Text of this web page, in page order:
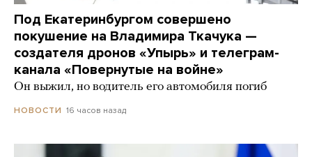
Под Екатеринбургом совершено
покушение на Владимира Ткачука —
создателя дронов «Упырь» и телеграм-
канала «Повернутые на войне»
Он выжил, но водитель его автомобиля погиб
НОВОСТИ 16 часов назад